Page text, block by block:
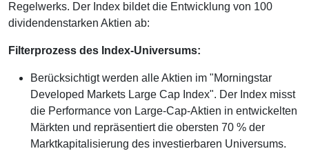
Regelwerks. Der Index bildet die Entwicklung von 100
dividendenstarken Aktien ab:
Filterprozess des Index-Universums:
Berücksichtigt werden alle Aktien im "Morningstar
Developed Markets Large Cap Index". Der Index misst
die Performance von Large-Cap-Aktien in entwickelten
Märkten und repräsentiert die obersten 70 % der
Marktkapitalisierung des investierbaren Universums.